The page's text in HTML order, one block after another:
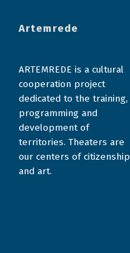
Artemrede
ARTEMREDE is a cultural
cooperation project
dedicated to the training,
programming and
development of
territories. Theaters are
our centers of citizenship
and art.